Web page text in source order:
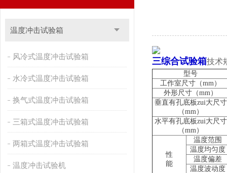
自然恒温对流试验箱 自动化产线高低温试验箱
新能源专用设备 PCT高压加速老化试验机
绝缘裂化.特性评价系统
温度冲击试验箱
风冷式温度冲击试验箱
水冷式温度冲击试验箱
换气式温度冲击试验箱
三箱式温度冲击试验箱
两箱式温度冲击试验箱
温度冲击试验机
三综合试验箱技术
型号
工作室尺寸（mm）
外形尺寸（mm）
垂直有孔底板zui大尺寸
（mm）
水平有孔底板zui大尺寸
（mm）
性
能
温度范围
温度均匀度
温度偏差
温度波动度